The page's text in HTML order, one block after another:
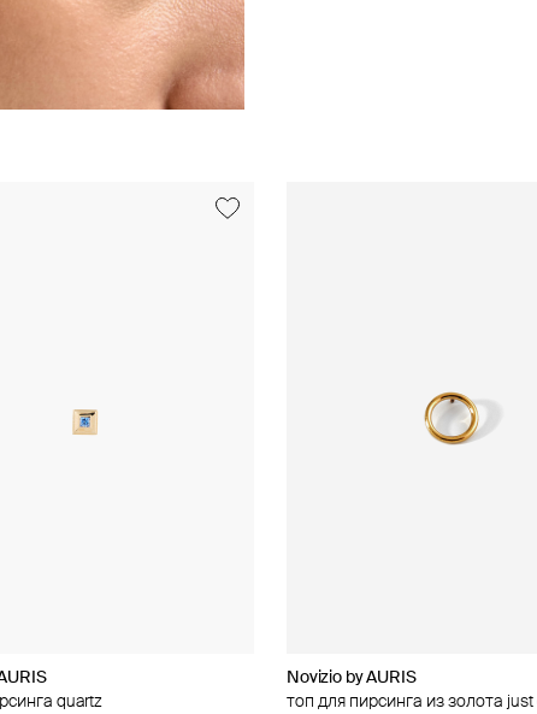
quartz
Novizio by AURIS
топ для пирсинга из золота
из золота amour contour
Novizio by AURIS
топ для пирсинга из золота line